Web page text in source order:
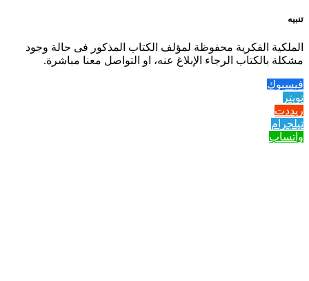
تنبيه
الملكية الفكرية محفوظة لمؤلف الكتاب المذكور فى حالة وجود
مشكلة بالكتاب الرجاء الإبلاغ عنه، او التواصل معنا مباشرة.
فيسبوك
تويتر
ريددت
تيلجرام
واتساب